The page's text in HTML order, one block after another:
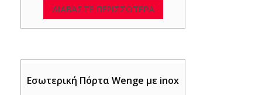
ΔΙΑΒΆΣΤΕ ΠΕΡΙΣΣΌΤΕΡΑ
Εσωτερική Πόρτα Wenge με inox